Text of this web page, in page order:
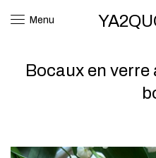
Menu
Bocaux en verre